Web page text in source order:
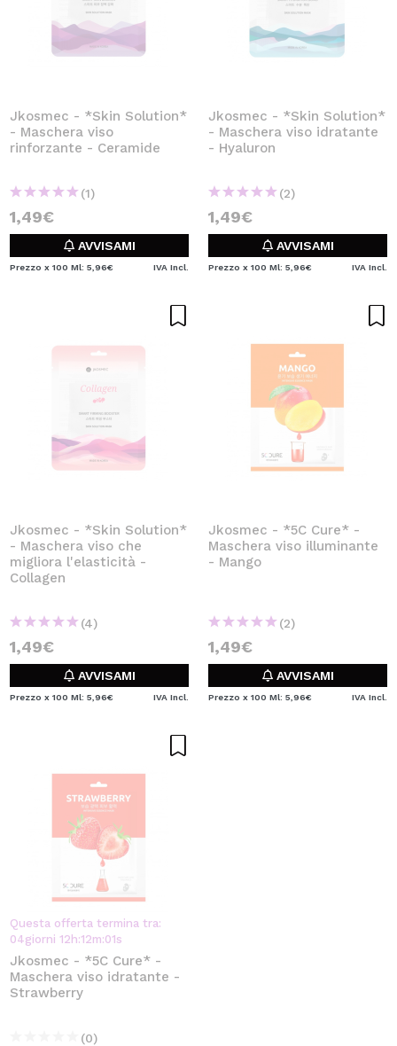
Jkosmec - *Skin Solution*
- Maschera viso
rinforzante - Ceramide
(1)
1,49€
AVVISAMI
Prezzo x 100 Ml: 5,96€ IVA Incl.
Jkosmec - *Skin Solution*
- Maschera viso idratante
- Hyaluron
(2)
1,49€
AVVISAMI
Prezzo x 100 Ml: 5,96€ IVA Incl.
Jkosmec - *Skin Solution*
- Maschera viso che
migliora l'elasticità -
Collagen
(4)
1,49€
AVVISAMI
Prezzo x 100 Ml: 5,96€ IVA Incl.
Jkosmec - *5C Cure* -
Maschera viso illuminante
- Mango
(2)
1,49€
AVVISAMI
Prezzo x 100 Ml: 5,96€ IVA Incl.
Questa offerta termina tra:
04giorni 12 h:11m:59s
Jkosmec - *5C Cure* -
Maschera viso idratante -
Strawberry
(0)